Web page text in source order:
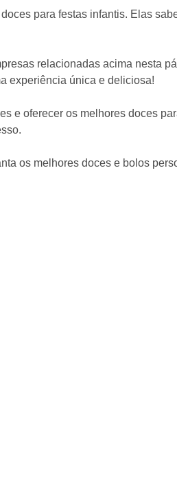
para festas infantis. Elas
relacionadas acima nesta
experiência única e deliciosa!
e oferecer os melhores doces
os melhores doces e bolos